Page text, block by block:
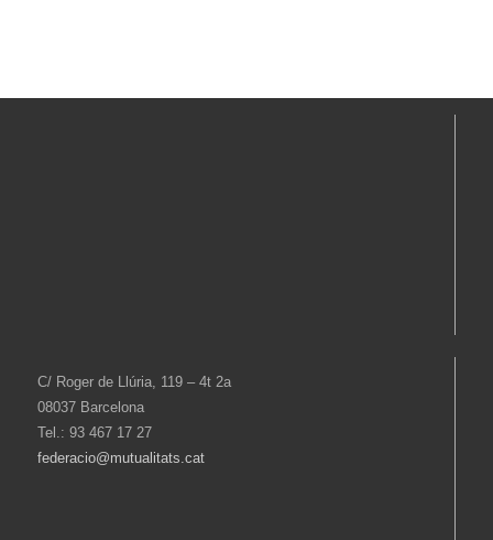
C/ Roger de Llúria, 119 – 4t 2a
08037 Barcelona
Tel.: 93 467 17 27
federacio@mutualitats.cat